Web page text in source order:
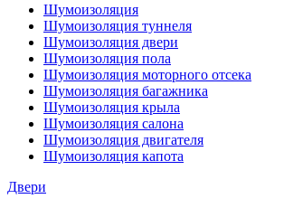
Шумоизоляция
Шумоизоляция туннеля
Шумоизоляция двери
Шумоизоляция пола
Шумоизоляция моторного отсека
Шумоизоляция багажника
Шумоизоляция крыла
Шумоизоляция салона
Шумоизоляция двигателя
Шумоизоляция капота
Двери